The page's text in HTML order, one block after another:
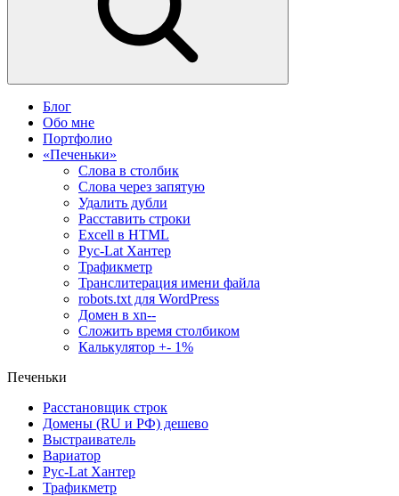
Блог
Обо мне
Портфолио
«Печеньки»
Слова в столбик
Слова через запятую
Удалить дубли
Расставить строки
Excell в HTML
Рус-Lat Хантер
Трафикметр
Транслитерация имени файла
robots.txt для WordPress
Домен в xn--
Сложить время столбиком
Калькулятор +- 1%
Печеньки
Расстановщик строк
Домены (RU и РФ) дешево
Выстраиватель
Вариатор
Рус-Lat Хантер
Трафикметр